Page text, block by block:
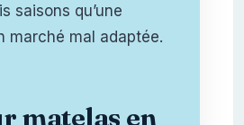
saisons qu’une
marché mal adaptée.
matelas en